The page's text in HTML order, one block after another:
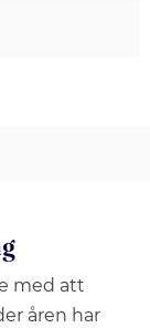
med att
åren har